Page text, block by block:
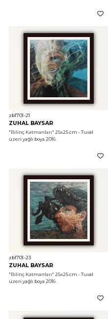
zb1701-21
ZUHAL BAYSAR
"Bilinç Katmanları" 25x25 cm - Tuval
üzeri yağlı boya 2016
zb1701-23
ZUHAL BAYSAR
"Bilinç Katmanları" 25x25 cm - Tuval
üzeri yağlı boya 2016